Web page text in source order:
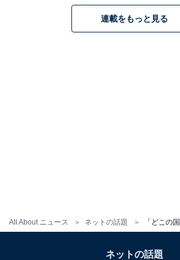
All About ニュース ネットの話題
連載をもっと見る
ネットの話題